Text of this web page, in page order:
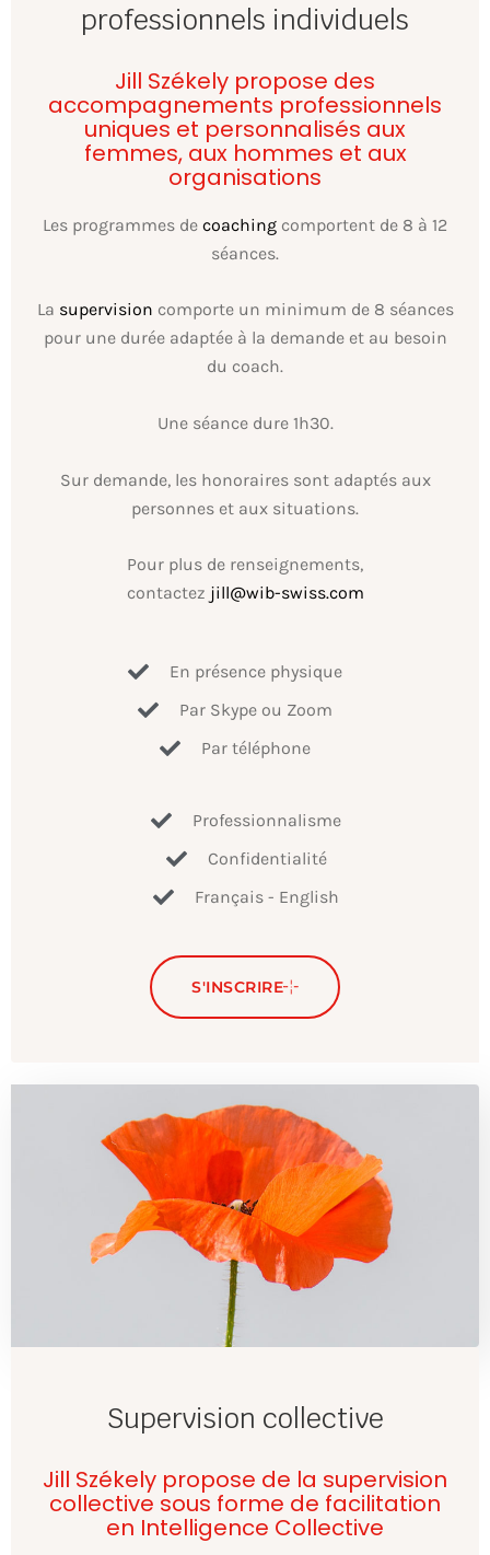
professionnels individuels
Jill Székely propose des
accompagnements professionnels
uniques et personnalisés aux
femmes, aux hommes et aux
organisations
Les programmes de coaching comportent de 8 à 12
séances.
La supervision comporte un minimum de 8 séances
pour une durée adaptée à la demande et au besoin
du coach.
Une séance dure 1h30.
Sur demande, les honoraires sont adaptés aux
personnes et aux situations.
Pour plus de renseignements,
contactez jill@wib-swiss.com
En présence physique
Par Skype ou Zoom
Par téléphone
Professionnalisme
Confidentialité
Français - English
S'INSCRIRE
Supervision collective
Jill Székely propose de la supervision
collective sous forme de facilitation
en Intelligence Collective